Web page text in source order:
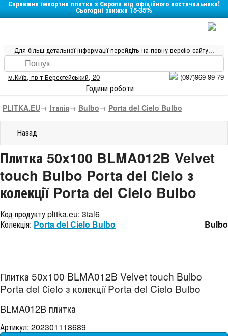
Справжня імпортна плитка з Європи від офіційного постачальника!
Сьогодні знижки 15-35%
Для більш детальної інформації перейдіть на повну версію сайту...
м.Київ, пр-т Берестейський, 20 (097)969-99-79
Години роботи
PLITKA.EU→ Італія→ Bulbo→ Porta del Cielo Bulbo
Назад
Плитка 50x100 BLMA012B Velvet
touch Bulbo Porta del Сielo з
колекції Porta del Cielo Bulbo
Код продукту plitka.eu: 3tal6
Колекція: Porta del Cielo Bulbo Bulbo
Плитка 50x100 BLMA012B Velvet touch Bulbo
Porta del Сielo з колекції Porta del Cielo Bulbo
BLMA012B плитка
Артикул: 202301118689